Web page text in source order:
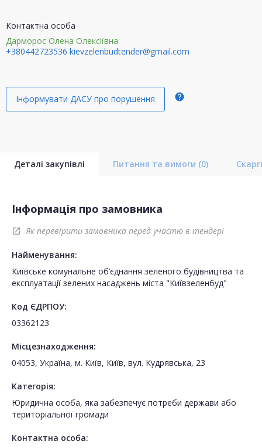
Контактна особа
Дарморос Олена Олексіївна
+380442723536 kievzelenbudtender@gmail.com
Інформувати ДАСУ про порушення help
Деталі закупівлі Питання та вимоги (0)
Інформація про замовника
open_in_new Як перевірити замовника перед участю в тендері
Найменування:
Київське комунальне об’єднання зеленого будівництва та
експлуатації зелених насаджень міста "Київзеленбуд"
Код ЄДРПОУ:
03362123
Місцезнаходження:
04053, Україна, м. Київ, Київ, вул. Кудрявська, 23
Категорія:
Юридична особа, яка забезпечує потреби держави або
територіальної громади
Контактна особа: